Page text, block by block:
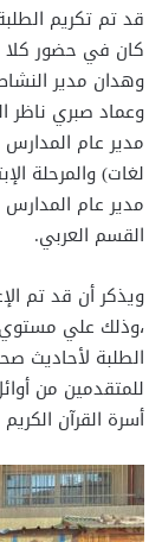
قد تم تكريم
كان في حضور كلا
وهدان مدير
وعماد صبري ناظر
مدير عام
لغات) والمرحلة
مدير عام المدارس
القسم العربي.
ويذكر أن قد تم
،وذلك علي
الطلبة لأحاديث
للمتقدمين من
أسرة القرآن